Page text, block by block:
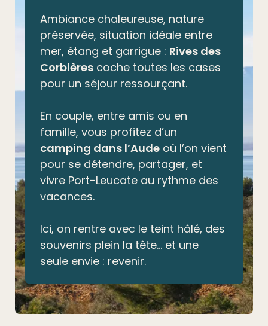
Ambiance chaleureuse, nature
préservée, situation idéale entre
mer, étang et garrigue : Rives des
Corbièrescoche toutes les cases
pour un séjour ressourçant.
En couple, entre amis ou en
famille, vous profitez d’un
camping dans l’Audeoù l’on vient
pour se détendre, partager, et
vivre Port-Leucate au rythme des
vacances.
Ici, on rentre avec le teint hâlé, des
souvenirs plein la tête… et une
seule envie : revenir.